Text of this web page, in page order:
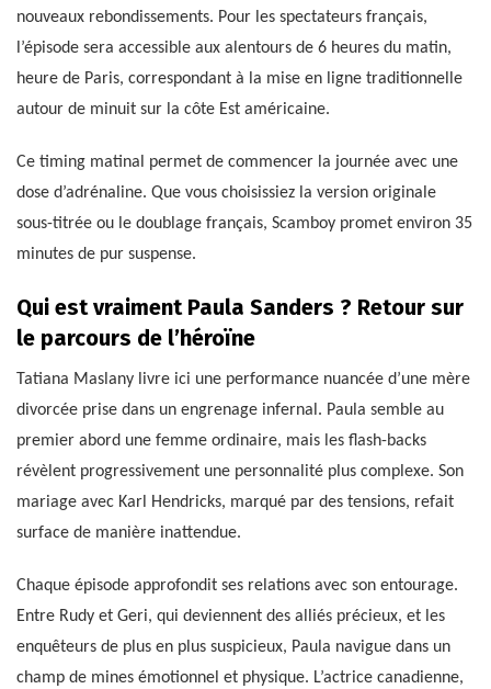
nouveaux rebondissements. Pour les spectateurs français,
l’épisode sera accessible aux alentours de 6 heures du matin,
heure de Paris, correspondant à la mise en ligne traditionnelle
autour de minuit sur la côte Est américaine.
Ce timing matinal permet de commencer la journée avec une
dose d’adrénaline. Que vous choisissiez la version originale
sous-titrée ou le doublage français, Scamboy promet environ 35
minutes de pur suspense.
Qui est vraiment Paula Sanders ? Retour sur
le parcours de l’héroïne
Tatiana Maslany livre ici une performance nuancée d’une mère
divorcée prise dans un engrenage infernal. Paula semble au
premier abord une femme ordinaire, mais les flash-backs
révèlent progressivement une personnalité plus complexe. Son
mariage avec Karl Hendricks, marqué par des tensions, refait
surface de manière inattendue.
Chaque épisode approfondit ses relations avec son entourage.
Entre Rudy et Geri, qui deviennent des alliés précieux, et les
enquêteurs de plus en plus suspicieux, Paula navigue dans un
champ de mines émotionnel et physique. L’actrice canadienne,